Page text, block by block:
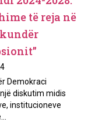
të reja në
Demokraci
diskutim midis
institucioneve